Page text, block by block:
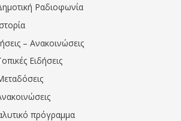
Ραδιοφωνία
– Ανακοινώσεις
Ειδήσεις
πρόγραμμα